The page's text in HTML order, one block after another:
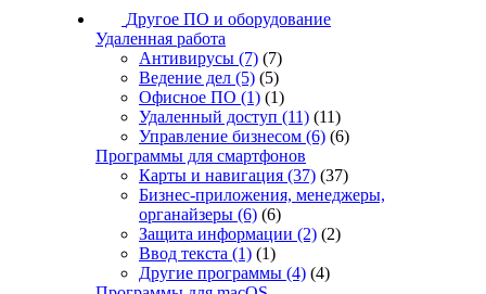
Другое ПО и оборудование
Удаленная работа
Антивирусы (7) (7)
Ведение дел (5) (5)
Офисное ПО (1) (1)
Удаленный доступ (11) (11)
Управление бизнесом (6) (6)
Программы для смартфонов
Карты и навигация (37) (37)
Бизнес-приложения, менеджеры,
органайзеры (6) (6)
Защита информации (2) (2)
Ввод текста (1) (1)
Другие программы (4) (4)